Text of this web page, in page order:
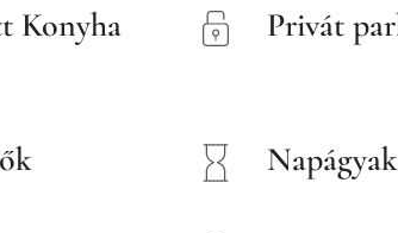
Konyha Privát
Napágyak